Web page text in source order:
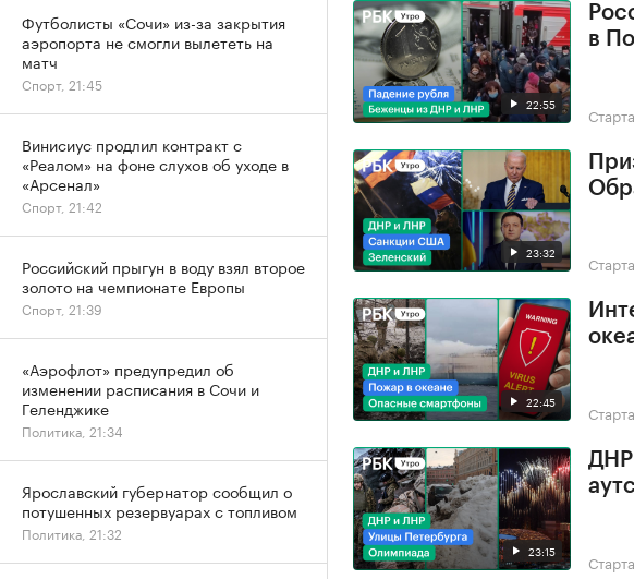
22:55
в
23:32
22:45
23:15
ДНР
Футболисты «Сочи» из-за закрытия
аэропорта не смогли вылететь на
матч
Спорт, 21:45
Винисиус продлил контракт с
«Реалом» на фоне слухов об уходе в
«Арсенал»
Спорт, 21:42
Российский прыгун в воду взял второе
золото на чемпионате Европы
Спорт, 21:39
«Аэрофлот» предупредил об
изменении расписания в Сочи и
Геленджике
Политика, 21:34
Ярославский губернатор сообщил о
потушенных резервуарах с топливом
Политика, 21:32